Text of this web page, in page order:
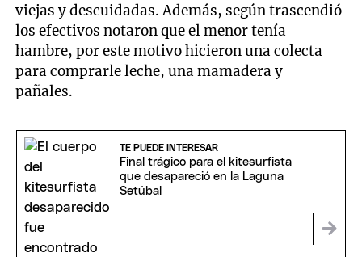
viejas y descuidadas. Además, según trascendió
los efectivos notaron que el menor tenía
hambre, por este motivo hicieron una colecta
para comprarle leche, una mamadera y
pañales.
TE PUEDE INTERESAR
Final trágico para el kitesurfista
que desapareció en la Laguna
Setúbal